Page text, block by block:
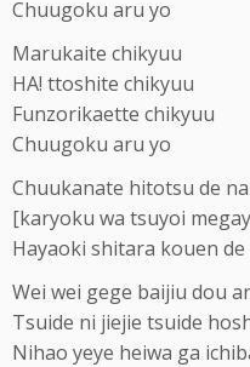
Chuugoku aru yo
Marukaite chikyuu
HA! ttoshite chikyuu
Funzorikaette chikyuu
Chuugoku aru yo
Chuukanate hitotsu de
[karyoku wa tsuyoi
Hayaoki shitara kouen
Wei wei gege baijiu dou
Tsuide ni jiejie tsuide
Nihao yeye heiwa ga